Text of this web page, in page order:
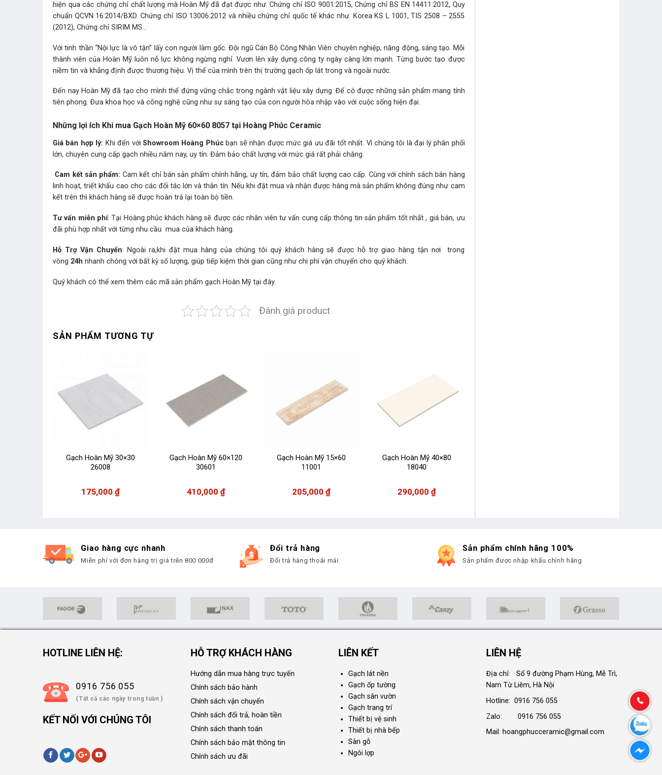
hiện qua các chứng chỉ chất lượng mà Hoàn Mỹ đã đạt được như. Chứng chỉ ISO 9001:2015, Chứng chỉ BS EN 14411:2012, Quy
chuẩn QCVN 16:2014/BXD. Chứng chỉ ISO 13006:2012 và nhiều chứng chỉ quốc tế khác như. Korea KS L 1001, TIS 2508 – 2555
(2012), Chứng chỉ SIRIM MS…
Với tinh thần “Nội lực là vô tận” lấy con người làm gốc. Đội ngũ Cán Bộ Công Nhân Viên chuyên nghiệp, năng động, sáng tạo. Mỗi
thành viên của Hoàn Mỹ luôn nỗ lực không ngừng nghỉ. Vươn lên xây dựng công ty ngày càng lớn mạnh. Từng bước tạo được
niềm tin và khẳng định được thương hiệu. Vị thế của mình trên thị trường gạch ốp lát trong và ngoài nước.
Đến nay Hoàn Mỹ đã tạo cho mình thế đứng vững chắc trong ngành vật liệu xây dựng. Để có được những sản phẩm mang tính
tiên phong. Đưa khoa học và công nghệ cũng như sự sáng tạo của con người hòa nhập vào với cuộc sống hiện đại.
Những lợi ích Khi mua Gạch Hoàn Mỹ 60×60 8057 tại Hoàng Phúc Ceramic
Giá bán hợp lý: Khi đến với Showroom Hoàng Phúcbạn sẽ nhận được mức giá ưu đãi tốt nhất. Vì chúng tôi là đại lý phân phối
lớn, chuyên cung cấp gạch nhiều năm nay, uy tín. Đảm bảo chất lượng với mức giá rất phải chăng.
Cam kết sản phẩm: Cam kết chỉ bán sản phẩm chính hãng, uy tín, đảm bảo chất lượng cao cấp. Cùng với chính sách bán hàng
linh hoạt, triết khấu cao cho các đối tác lớn và thân tín. Nếu khi đặt mua và nhận được hàng mà sản phẩm không đúng như cam
kết trên thì khách hàng sẽ được hoàn trả lại toàn bộ tiền.
Tư vấn miễn phí: Tại Hoàng phúc khách hàng sẽ được các nhân viên tư vấn cung cấp thông tin sản phẩm tốt nhất , giá bán, ưu
đãi phù hợp nhất với từng nhu cầu mua của khách hàng.
Hỗ Trợ Vận Chuyển: Ngoài ra,khi đặt mua hàng của chúng tôi quý khách hàng sẽ được hỗ trợ giao hàng tận nơi trong
vòng 24h nhanh chóng với bất kỳ số lượng, giúp tiếp kiệm thời gian cũng như chi phí vận chuyển cho quý khách.
Quý khách có thể xem thêm các mã sản phẩm gạch Hoàn Mỹ tại đây.
Đánh giá product
SẢN PHẨM TƯƠNG TỰ
Gạch Hoàn Mỹ 30×30
26008
175,000₫
Gạch Hoàn Mỹ 60×120
30601
410,000₫
Gạch Hoàn Mỹ 15×60
11001
205,000₫
Gạch Hoàn Mỹ 40×80
18040
290,000₫
Giao hàng cực nhanh
Miễn phí với đơn hàng trị giá trên 800.000đ
Đổi trả hàng
Đổi trả hàng thoải mái
Sản phẩm chính hãng 100%
Sản phẩm được nhập khẩu chính hãng
HOTLINE LIÊN HỆ:
0916 756 055
(Tất cả các ngày trong tuần )
KẾT NỐI VỚI CHÚNG TÔI
HỖ TRỢ KHÁCH HÀNG
Hướng dẫn mua hàng trực tuyến
Chính sách bảo hành
Chính sách vận chuyển
Chính sách đổi trả, hoàn tiền
Chính sách thanh toán
Chính sách bảo mật thông tin
Chính sách ưu đãi
LIÊN KẾT
Gạch lát nền
Gạch ốp tường
Gạch sân vườn
Gạch trang trí
Thiết bị vệ sinh
Thiết bị nhà bếp
Sàn gỗ
Ngói lợp
LIÊN HỆ
Địa chỉ: Số 9 đường Phạm Hùng, Mễ Trì,
Nam Từ Liêm, Hà Nội
Hotline: 0916 756 055
Zalo: 0916 756 055
Mail: hoangphucceramic@gmail.com